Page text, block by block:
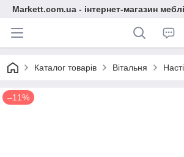
Markett.com.ua - інтернет-магазин
Каталог товарів Вітальня
–11%